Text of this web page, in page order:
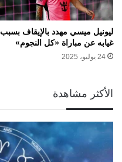
ليونيل ميسي مهدد بالإيقاف بسبب
غيابه عن مباراة «كل النجوم»
24 يوليو، 2025
الأكثر مشاهدة